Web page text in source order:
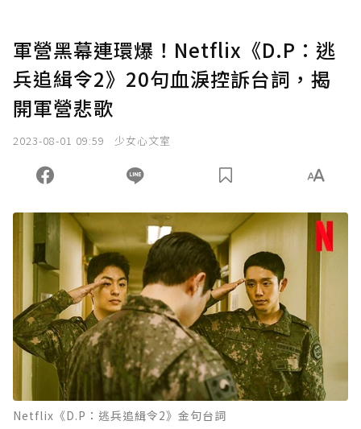
軍營黑幕連環爆！Netflix《D.P：逃
兵追緝令2》20句血淚控訴台詞，揭
開軍營悲歌
2023-08-01 09:59 少女心文室
Netflix《D.P：逃兵追緝令2》金句台詞